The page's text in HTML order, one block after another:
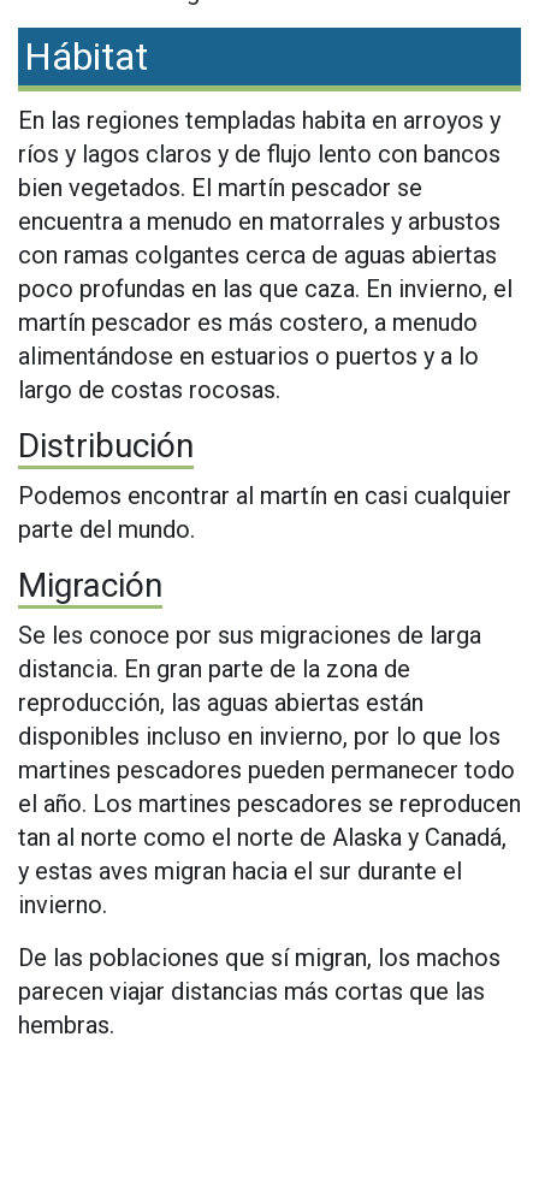
Hábitat
En las regiones templadas habita en arroyos y
ríos y lagos claros y de flujo lento con bancos
bien vegetados. El martín pescador se
encuentra a menudo en matorrales y arbustos
con ramas colgantes cerca de aguas abiertas
poco profundas en las que caza. En invierno, el
martín pescador es más costero, a menudo
alimentándose en estuarios o puertos y a lo
largo de costas rocosas.
Distribución
Podemos encontrar al martín en casi cualquier
parte del mundo.
Migración
Se les conoce por sus migraciones de larga
distancia. En gran parte de la zona de
reproducción, las aguas abiertas están
disponibles incluso en invierno, por lo que los
martines pescadores pueden permanecer todo
el año. Los martines pescadores se reproducen
tan al norte como el norte de Alaska y Canadá,
y estas aves migran hacia el sur durante el
invierno.
De las poblaciones que sí migran, los machos
parecen viajar distancias más cortas que las
hembras.